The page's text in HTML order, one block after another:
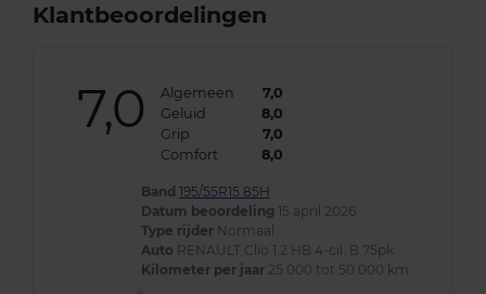
Klantbeoordelingen
7,0 Algemeen
7,0
Geluid
8,0
Grip
7,0
Comfort
8,0
Band 195/55R15 85H
Datum beoordeling 15 april 2026
Type rijder Normaal
Auto RENAULT Clio 1.2 HB 4-cil. B 75pk
Kilometer per jaar 25.000 tot 50.000 km